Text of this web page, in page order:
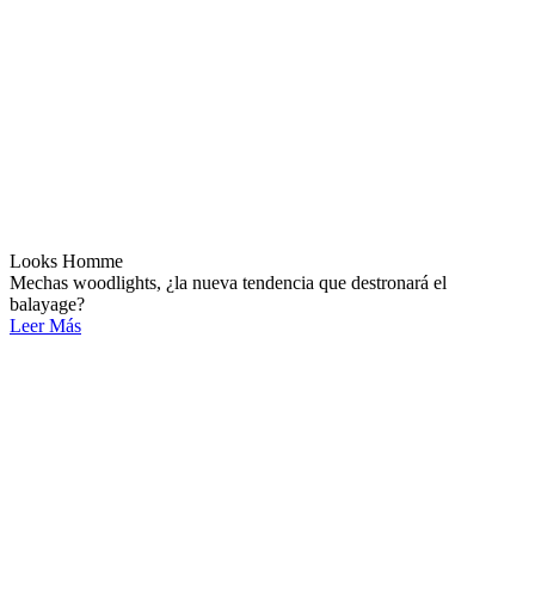
Looks Homme
Mechas woodlights, ¿la nueva tendencia que destronará el
balayage?
Leer Más